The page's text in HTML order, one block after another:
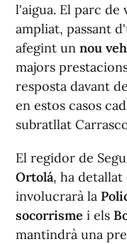
l'aigua. El parc de
ampliat, passant
afegint un nou
majors
resposta davant
en estos casos
subratllat
El regidor de
Ortolá, ha
involucrarà la
socorrisme i els
mantindrà una